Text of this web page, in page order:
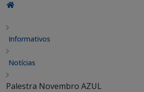
Informativos
Notícias
Palestra Novembro AZUL